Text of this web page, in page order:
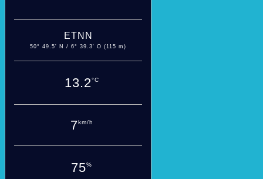
ETNN
50° 49.5' N / 6° 39.3' O (115 m)
13.2°C
7km/h
75%